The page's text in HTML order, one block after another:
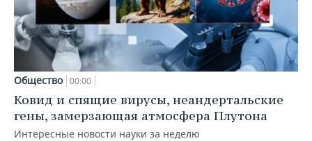
Общество 00:00
Ковид и спящие вирусы, неандертальские
гены, замерзающая атмосфера Плутона
Интересные новости науки за неделю